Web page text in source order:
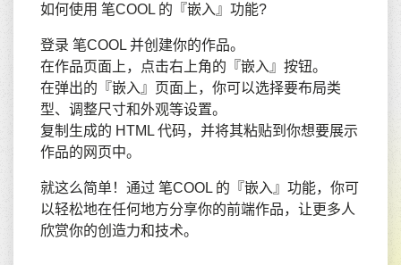
如何使用 笔COOL 的『嵌入』功能?
登录 笔COOL 并创建你的作品。
在作品页面上，点击右上角的『嵌入』按钮。
在弹出的『嵌入』页面上，你可以选择要布局类
型、调整尺寸和外观等设置。
复制生成的 HTML 代码，并将其粘贴到你想要展示
作品的网页中。
就这么简单！通过 笔COOL 的『嵌入』功能，你可
以轻松地在任何地方分享你的前端作品，让更多人
欣赏你的创造力和技术。